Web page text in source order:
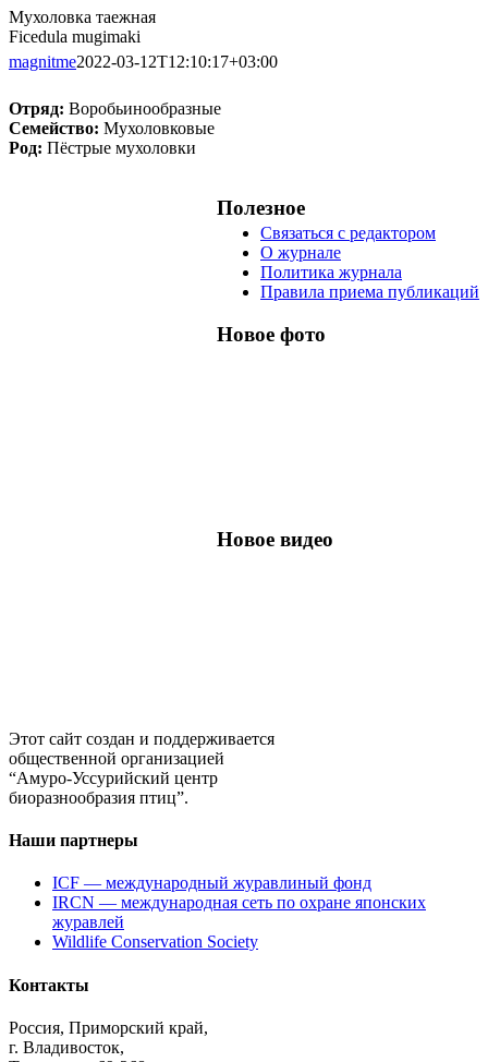
Мухоловка таежная
Ficedula mugimaki
magnitme2022-03-12T12:10:17+03:00
Отряд: Воробьинообразные
Семейство: Мухоловковые
Род: Пёстрые мухоловки
Полезное
Связаться с редактором
О журнале
Политика журнала
Правила приема публикаций
Новое фото
Новое видео
Этот сайт создан и поддерживается
общественной организацией
“Амуро-Уссурийский центр
биоразнообразия птиц”.
Наши партнеры
ICF — международный журавлиный фонд
IRCN — международная сеть по охране японских
журавлей
Wildlife Conservation Society
Контакты
Россия, Приморский край,
г. Владивосток,